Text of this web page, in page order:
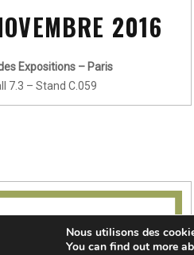
2016
Expositions – Paris
7.3 – Stand C.059
Nous utilisons des
You can find out more